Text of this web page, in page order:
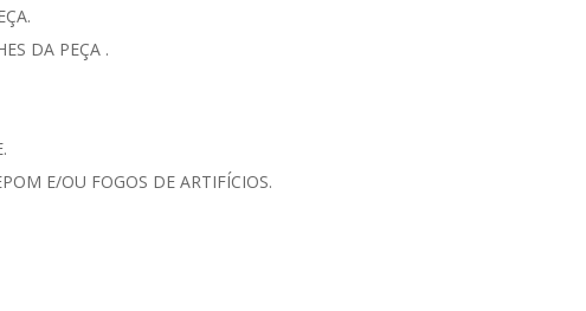
DA PEÇA .
E/OU FOGOS DE ARTIFÍCIOS.